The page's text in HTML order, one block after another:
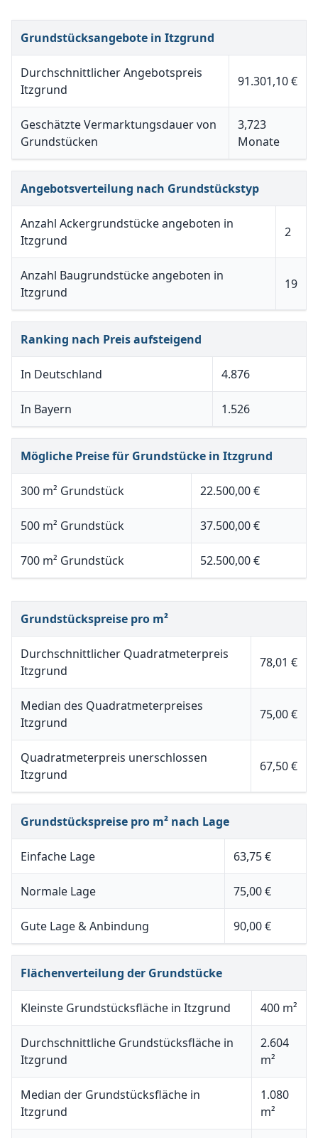
Grundstücksangebote in Itzgrund
Durchschnittlicher Angebotspreis
Itzgrund
91.301,10 €
Geschätzte Vermarktungsdauer von
Grundstücken
3,723
Monate
Angebotsverteilung nach Grundstückstyp
Anzahl Ackergrundstücke angeboten in
Itzgrund
2
Anzahl Baugrundstücke angeboten in
Itzgrund
19
Ranking nach Preis aufsteigend
In Deutschland 4.876
In Bayern 1.526
Mögliche Preise für Grundstücke in Itzgrund
300 m² Grundstück 22.500,00 €
500 m² Grundstück 37.500,00 €
700 m² Grundstück 52.500,00 €
Grundstückspreise pro m²
Durchschnittlicher Quadratmeterpreis
Itzgrund
78,01 €
Median des Quadratmeterpreises
Itzgrund
75,00 €
Quadratmeterpreis unerschlossen
Itzgrund
67,50 €
Grundstückspreise pro m² nach Lage
Einfache Lage 63,75 €
Normale Lage 75,00 €
Gute Lage & Anbindung 90,00 €
Flächenverteilung der Grundstücke
Kleinste Grundstücksfläche in Itzgrund 400 m²
Durchschnittliche Grundstücksfläche in
Itzgrund
2.604
m²
Median der Grundstücksfläche in
Itzgrund
1.080
m²